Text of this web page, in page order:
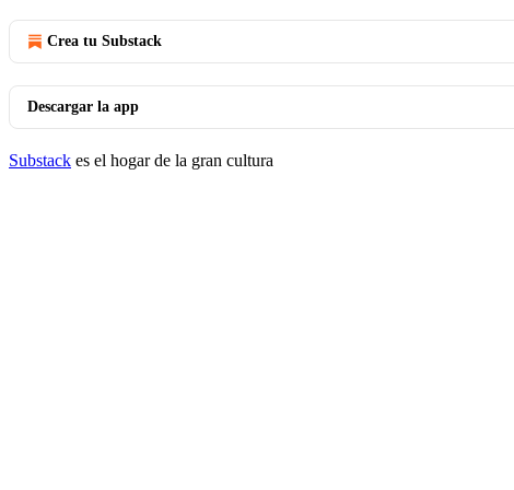
Crea tu Substack
Descargar la app
Substack es el hogar de la gran cultura